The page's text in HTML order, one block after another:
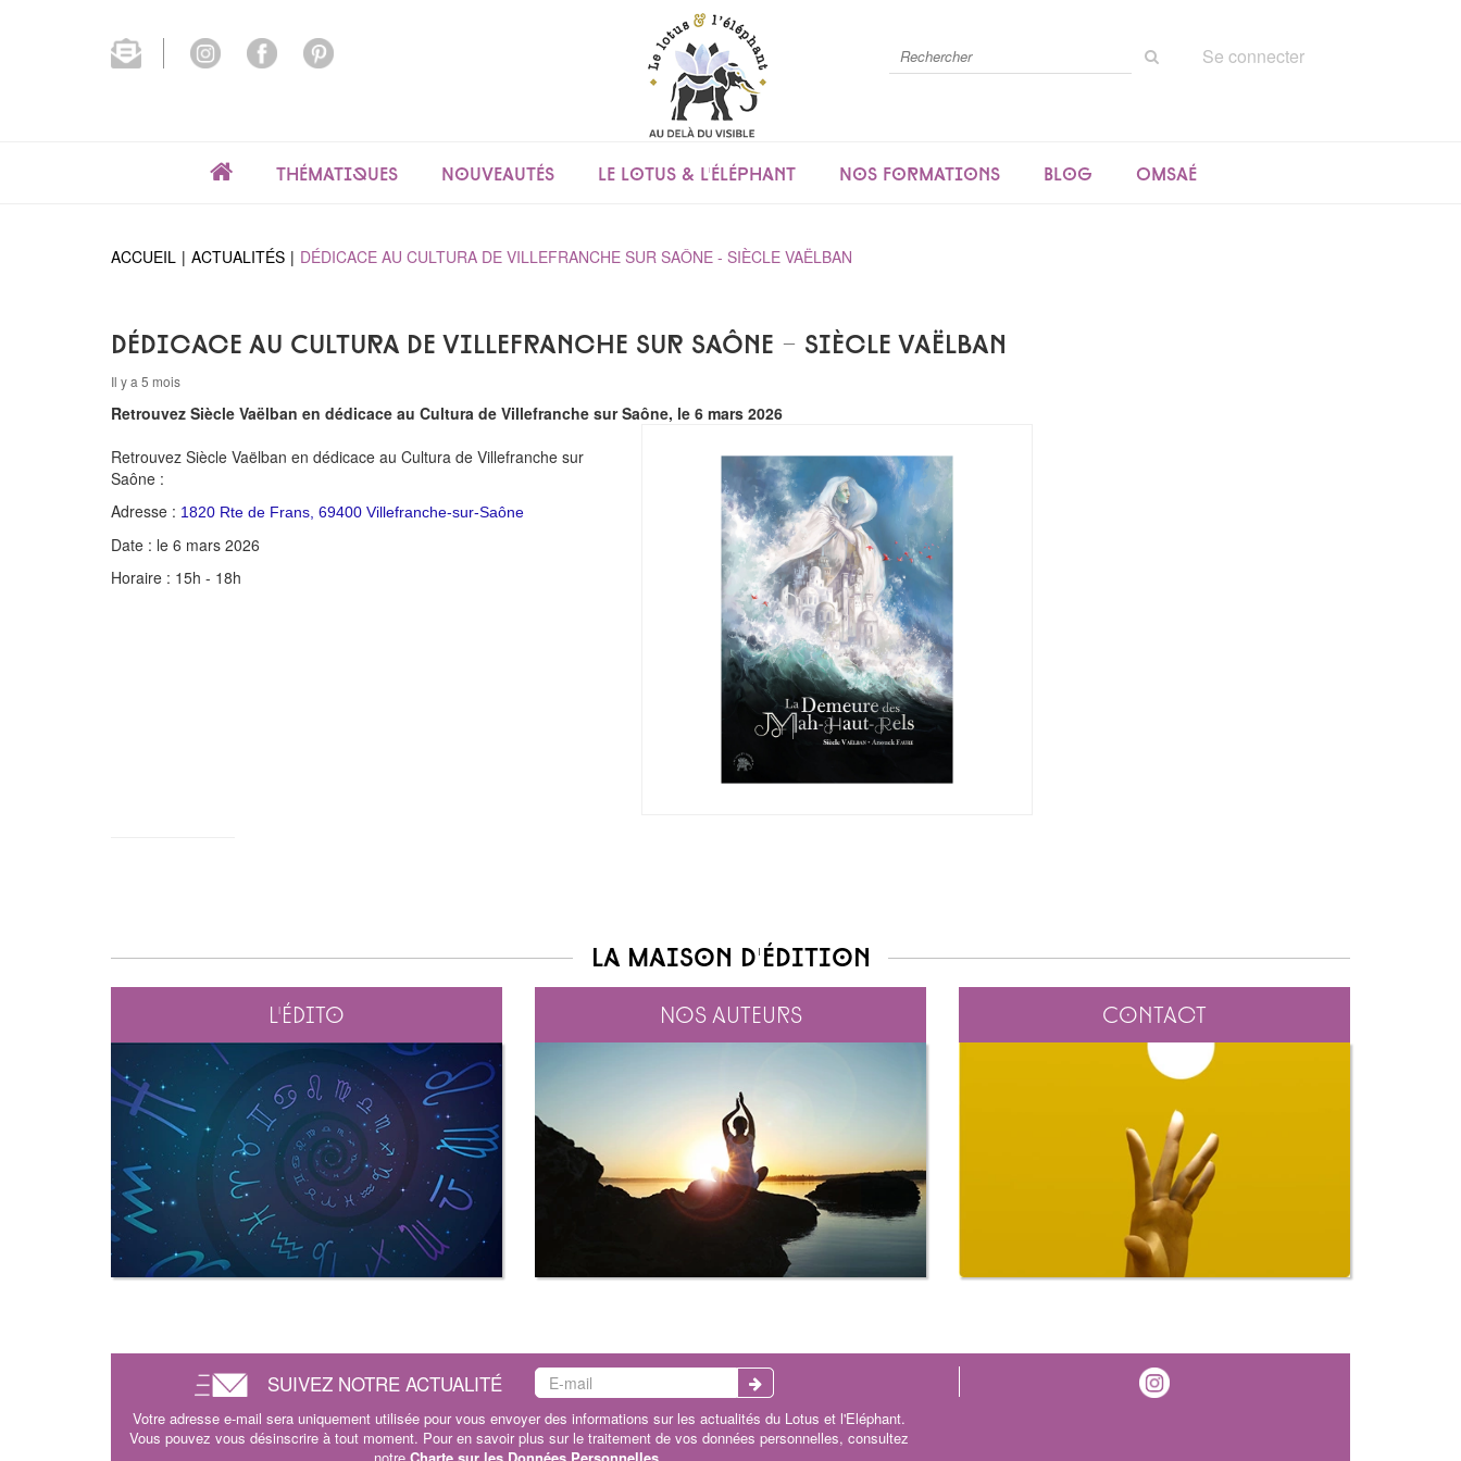
Se connecter
Thématiques Nouveautés Le lotus & l'éléphant Nos formations Blog Omsaé
ACCUEIL ACTUALITÉS DÉDICACE AU CULTURA DE VILLEFRANCHE SUR SAÔNE - SIÈCLE VAËLBAN
Dédicace au Cultura de Villefranche sur Saône - Siècle Vaëlban
Il y a 5 mois
Retrouvez Siècle Vaëlban en dédicace au Cultura de Villefranche sur Saône, le 6 mars 2026
Retrouvez Siècle Vaëlban en dédicace au Cultura de Villefranche sur
Saône :
Adresse : 1820 Rte de Frans, 69400 Villefranche-sur-Saône
Date : le 6 mars 2026
Horaire : 15h - 18h
La maison d'édition
L'édito Nos auteurs Contact
SUIVEZ NOTRE ACTUALITÉ
Votre adresse e-mail sera uniquement utilisée pour vous envoyer des informations sur les actualités du Lotus et l'Eléphant.
Vous pouvez vous désinscrire à tout moment. Pour en savoir plus sur le traitement de vos données personnelles, consultez